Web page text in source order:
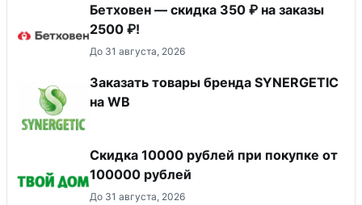
Бетховен — скидка 350 ₽ на заказы
2500 ₽!
До 31 августа, 2026
Заказать товары бренда SYNERGETIC
на WB
Скидка 10000 рублей при покупке от
100000 рублей
До 31 августа, 2026